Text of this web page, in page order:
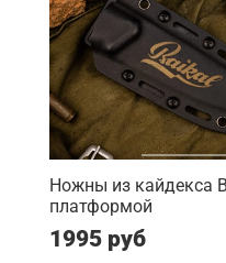
Ножны из кайдекса
платформой
1995 руб